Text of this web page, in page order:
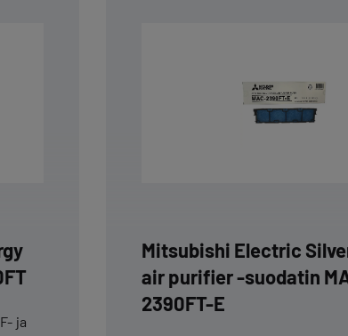
ja
Mitsubishi Electric
air purifier -suodatin
2390FT-E